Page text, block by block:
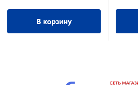
В корзину